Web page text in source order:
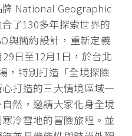
National Geographic
了130多年探索世界的
與簡約設計，重新定義
日至12月1日，於台北
，特別打造「全境探險
打造的三大情境區域—
然，邀請大家化身全境
冷雪地的冒險旅程。並